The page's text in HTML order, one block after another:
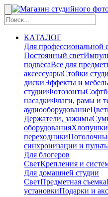
КАТАЛОГ
Для профессиональной
Постоянный свет
подвесаВсе для
аксессуарыСтойки
дискиЭффекты и
студииФотозонты
насадкиФлаги, рамы и
аудиооборудование
Держатели, зажимы
оборудованияХлопушки
переходники
синхронизации и
Для блогеров
СветКрепления и
Для домашней студии
СветПредметная съемка
установкиПодарки и